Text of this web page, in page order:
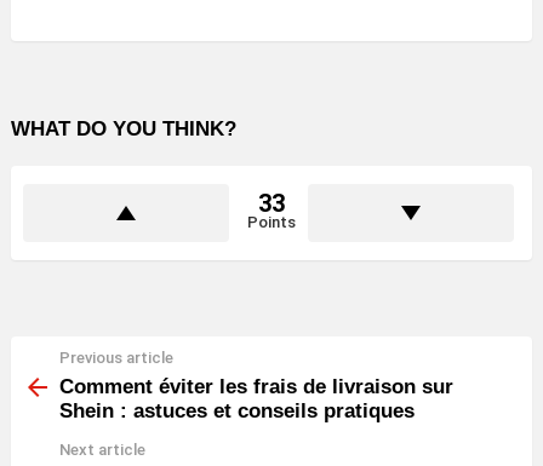
WHAT DO YOU THINK?
33
Points
more
Previous article
Comment éviter les frais de livraison sur
Shein : astuces et conseils pratiques
Next article